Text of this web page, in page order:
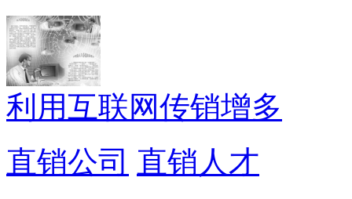
利用互联网传销增多
直销公司 直销人才